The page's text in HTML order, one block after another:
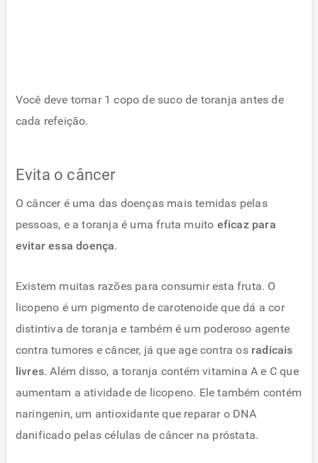
Você deve tomar 1 copo de suco de toranja antes de
cada refeição.
Evita o câncer
O câncer é uma das doenças mais temidas pelas
pessoas, e a toranja é uma fruta muito eficaz para
evitar essa doença.
Existem muitas razões para consumir esta fruta. O
licopeno é um pigmento de carotenoide que dá a cor
distintiva de toranja e também é um poderoso agente
contra tumores e câncer, já que age contra os radicais
livres. Além disso, a toranja contém vitamina A e C que
aumentam a atividade de licopeno. Ele também contém
naringenin, um antioxidante que reparar o DNA
danificado pelas células de câncer na próstata.